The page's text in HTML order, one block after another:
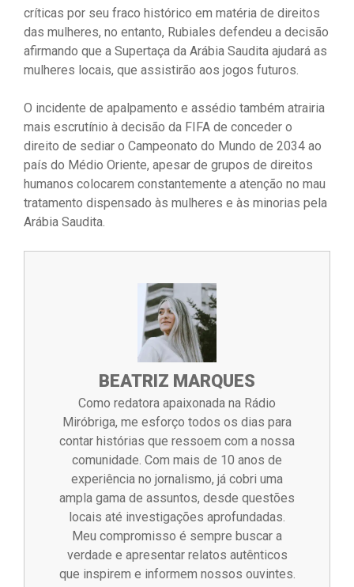
críticas por seu fraco histórico em matéria de direitos
das mulheres, no entanto, Rubiales defendeu a decisão
afirmando que a Supertaça da Arábia Saudita ajudará as
mulheres locais, que assistirão aos jogos futuros.
O incidente de apalpamento e assédio também atrairia
mais escrutínio à decisão da FIFA de conceder o
direito de sediar o Campeonato do Mundo de 2034 ao
país do Médio Oriente, apesar de grupos de direitos
humanos colocarem constantemente a atenção no mau
tratamento dispensado às mulheres e às minorias pela
Arábia Saudita.
BEATRIZ MARQUES
Como redatora apaixonada na Rádio
Miróbriga, me esforço todos os dias para
contar histórias que ressoem com a nossa
comunidade. Com mais de 10 anos de
experiência no jornalismo, já cobri uma
ampla gama de assuntos, desde questões
locais até investigações aprofundadas.
Meu compromisso é sempre buscar a
verdade e apresentar relatos autênticos
que inspirem e informem nossos ouvintes.